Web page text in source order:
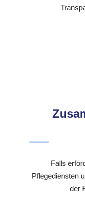
Falls
Pflegediensten
der